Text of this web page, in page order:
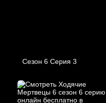
Сезон 6 Серия 3